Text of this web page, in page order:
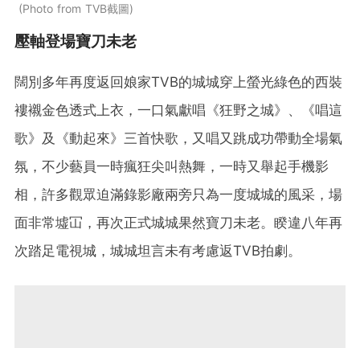
Photo from TVB截圖
壓軸登場寶刀未老
闊別多年再度返回娘家TVB的城城穿上螢光綠色的西裝
褸襯金色透式上衣，一口氣獻唱《狂野之城》、《唱這
歌》及《動起來》三首快歌，又唱又跳成功帶動全場氣
氛，不少藝員一時瘋狂尖叫熱舞，一時又舉起手機影
相，許多觀眾迫滿錄影廠兩旁只為一度城城的風采，場
面非常墟冚，再次正式城城果然寶刀未老。睽違八年再
次踏足電視城，城城坦言未有考慮返TVB拍劇。